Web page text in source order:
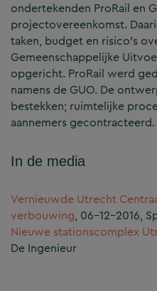
ondertekenden ProRail en
projectovereenkomst.
taken, budget en risico’s
Gemeenschappelijke
opgericht. ProRail werd
namens de GUO. De
bestekken; ruimtelijke
aannemers gecontracteerd.
In de media
Vernieuwde Utrecht
verbouwing, 06-12-2016,
Nieuwe stationscomplex
De Ingenieur